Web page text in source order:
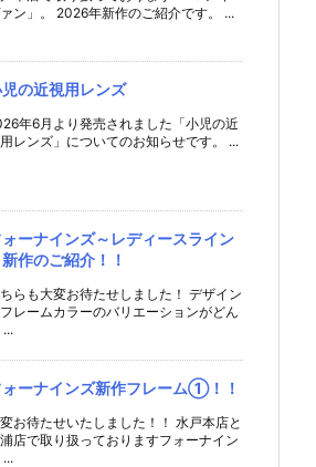
ン」。 2026年新作のご紹介です。 ...
の近視用レンズ
年6月より発売されました「小児の近
レンズ」についてのお知らせです。 ...
ォーナインズ～レディースライン
新作のご紹介！！
らも大変お待たせしました！ デザイン
レームカラーのバリエーションがどん
...
ォーナインズ新作フレーム①！！
お待たせいたしました！！ 水戸本店と
店で取り扱っておりますフォーナイン
...